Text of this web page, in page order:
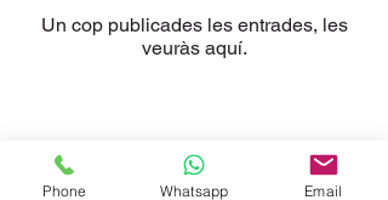
Un cop publicades les entrades, les
veuràs aquí.
Manresa - Barcelona
pasferm@pasferm.cat
Phone Whatsapp Email